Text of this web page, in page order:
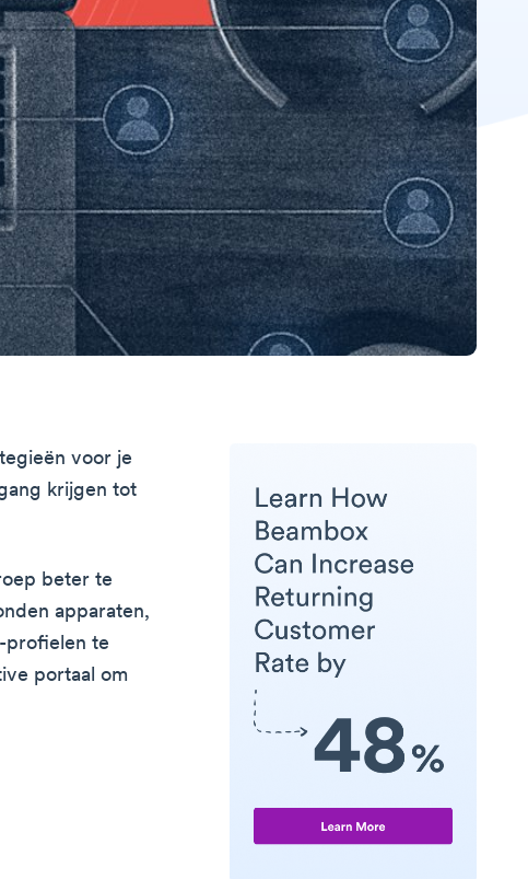
voor je
krijgen tot
beter te
apparaten,
profielen te
portaal om